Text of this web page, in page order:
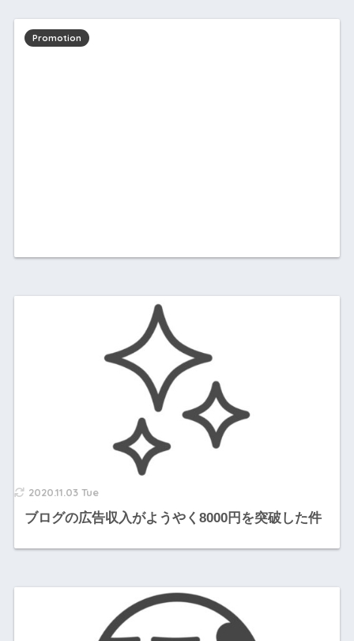
Promotion
2020.11.03 Tue
ブログの広告収入がようやく8000円を突破した件